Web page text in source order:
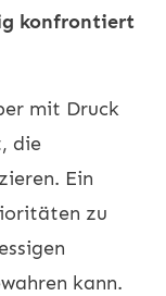
konfrontiert
mit Druck
die
Ein
zu
kann.